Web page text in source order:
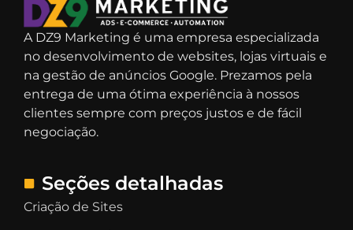
A DZ9 Marketing é uma empresa especializada
no desenvolvimento de websites, lojas virtuais e
na gestão de anúncios Google. Prezamos pela
entrega de uma ótima experiência à nossos
clientes sempre com preços justos e de fácil
negociação.
Seções detalhadas
Criação de Sites